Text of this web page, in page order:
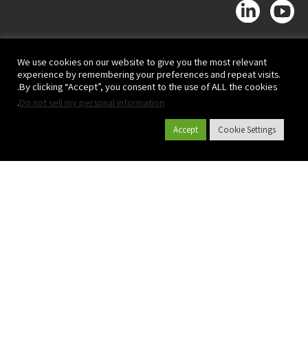
We use cookies on our website to give you the most relevant
experience by remembering your preferences and repeat visits.
By clicking “Accept”, you consent to the use of ALL the cookies.
Do not sell my personal information
.
Cookie Settings
Accept